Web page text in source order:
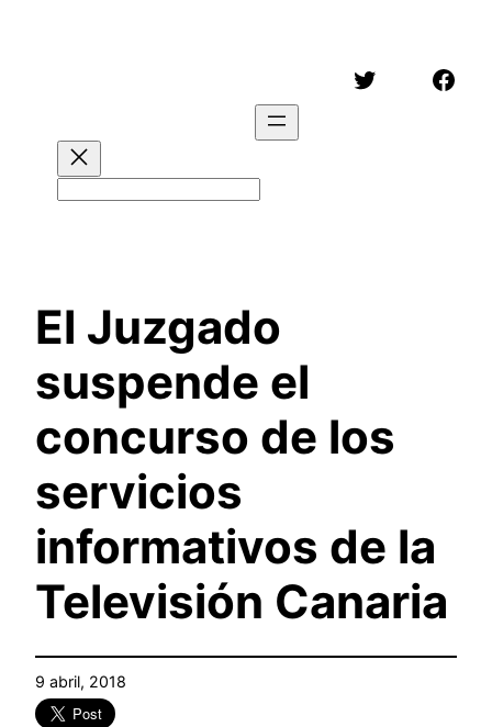
Twitter
El Juzgado
suspende el
concurso de los
servicios
informativos de la
Televisión Canaria
9 abril, 2018